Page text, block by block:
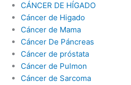
CÁNCER DE HÍGADO
Cáncer de Higado
Cáncer de Mama
Cáncer De Páncreas
Cáncer de próstata
Cáncer de Pulmon
Cáncer de Sarcoma